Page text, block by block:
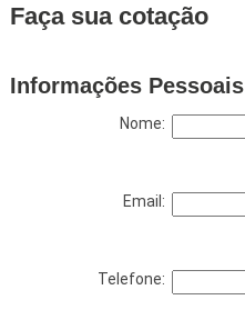
Faça sua cotação
Informações Pessoais
Nome:
Email:
Telefone: